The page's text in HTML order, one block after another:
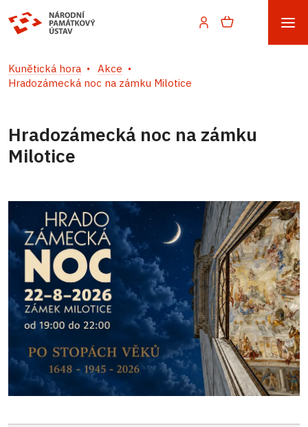
Kunětická hora
Akce
Hradozámecká noc na zámku Milotice
Hradozámecká noc na zámku
Milotice